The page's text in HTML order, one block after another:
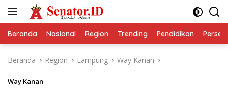
Beranda Nasional Region Trending Pendidikan
Beranda Region Lampung Way Kanan
Way Kanan